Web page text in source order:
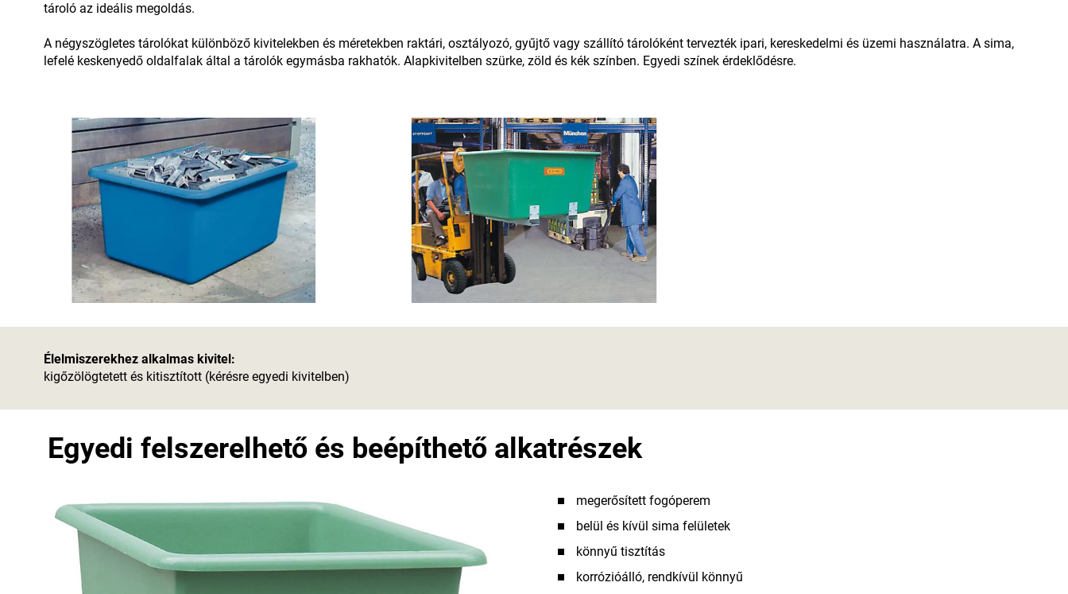
tároló az ideális megoldás.
A négyszögletes tárolókat különböző kivitelekben és méretekben raktári, osztályozó, gyűjtő vagy szállító tárolóként tervezték ipari, kereskedelmi és üzemi használatra. A sima,
lefelé keskenyedő oldalfalak által a tárolók egymásba rakhatók. Alapkivitelben szürke, zöld és kék színben. Egyedi színek érdeklődésre.
Élelmiszerekhez alkalmas kivitel:
kigőzölögtetett és kitisztított (kérésre egyedi kivitelben)
Egyedi felszerelhető és beépíthető alkatrészek
megerősített fogóperem
belül és kívül sima felületek
könnyű tisztítás
korrózióálló, rendkívül könnyű